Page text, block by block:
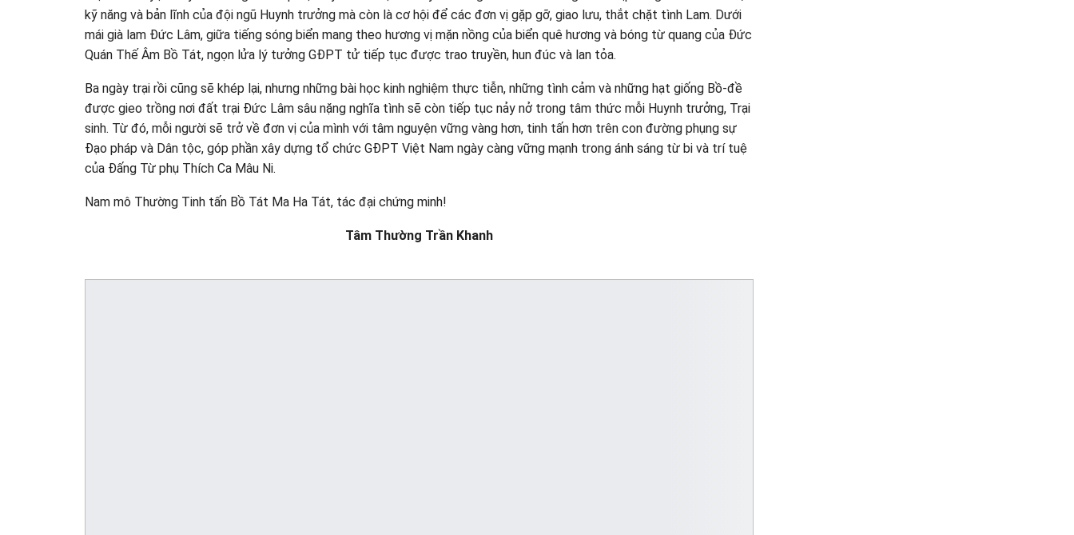
kỹ năng và bản lĩnh của đội ngũ Huynh trưởng mà còn là cơ hội để các đơn vị gặp gỡ, giao lưu, thắt chặt tình Lam. Dưới
mái già lam Đức Lâm, giữa tiếng sóng biển mang theo hương vị mặn nồng của biển quê hương và bóng từ quang của Đức
Quán Thế Âm Bồ Tát, ngọn lửa lý tưởng GĐPT tử tiếp tục được trao truyền, hun đúc và lan tỏa.
Ba ngày trại rồi cũng sẽ khép lại, nhưng những bài học kinh nghiệm thực tiễn, những tình cảm và những hạt giống Bồ-đề
được gieo trồng nơi đất trại Đức Lâm sâu nặng nghĩa tình sẽ còn tiếp tục nảy nở trong tâm thức mỗi Huynh trưởng, Trại
sinh. Từ đó, mỗi người sẽ trở về đơn vị của mình với tâm nguyện vững vàng hơn, tinh tấn hơn trên con đường phụng sự
Đạo pháp và Dân tộc, góp phần xây dựng tổ chức GĐPT Việt Nam ngày càng vững mạnh trong ánh sáng từ bi và trí tuệ
của Đấng Từ phụ Thích Ca Mâu Ni.
Nam mô Thường Tinh tấn Bồ Tát Ma Ha Tát, tác đại chứng minh!
Tâm Thường Trần Khanh